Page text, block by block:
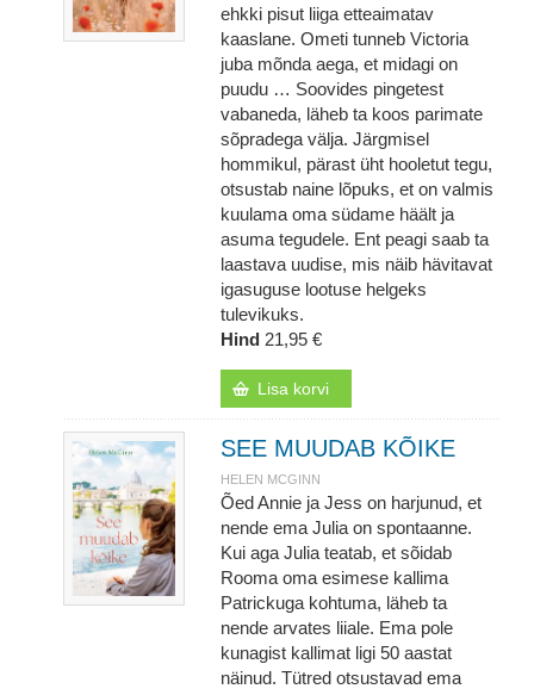
ehkki pisut liiga etteaimatav
kaaslane. Ometi tunneb Victoria
juba mõnda aega, et midagi on
puudu … Soovides pingetest
vabaneda, läheb ta koos parimate
sõpradega välja. Järgmisel
hommikul, pärast üht hooletut tegu,
otsustab naine lõpuks, et on valmis
kuulama oma südame häält ja
asuma tegudele. Ent peagi saab ta
laastava uudise, mis näib hävitavat
igasuguse lootuse helgeks
tulevikuks.
Hind 21,95 €
Lisa korvi
SEE MUUDAB KÕIKE
HELEN MCGINN
Õed Annie ja Jess on harjunud, et
nende ema Julia on spontaanne.
Kui aga Julia teatab, et sõidab
Rooma oma esimese kallima
Patrickuga kohtuma, läheb ta
nende arvates liiale. Ema pole
kunagist kallimat ligi 50 aastat
näinud. Tütred otsustavad ema